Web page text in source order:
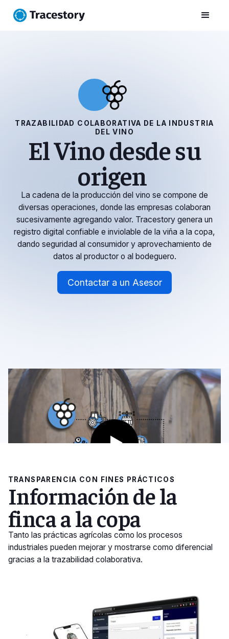
TRAZABILIDAD COLABORATIVA DE LA INDUSTRIA
DEL VINO
El Vino desde su
origen
La cadena de la producción del vino se compone de
diversas operaciones, donde las empresas colaboran
sucesivamente agregando valor. Tracestory genera un
registro digital confiable e inviolable de la viña a la copa,
dando seguridad al consumidor y aprovechamiento de
datos al productor o al bodeguero.
Contactar a un Asesor
TRANSPARENCIA CON FINES PRÁCTICOS
Información de la
finca a la copa
Tanto las prácticas agrícolas como los procesos
industriales pueden mejorar y mostrarse como diferencial
gracias a la trazabilidad colaborativa.